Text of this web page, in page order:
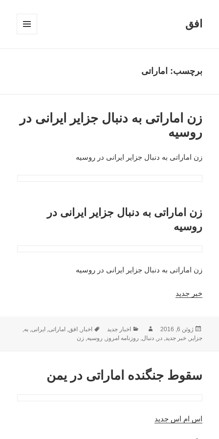
افق
برچسب: اماراتی
زن اماراتی به دنبال جزایر ایرانی در
روسیه
زن اماراتی به دنبال جزایر ایرانی در روسیه
زن اماراتی به دنبال جزایر ایرانی در
روسیه
زن اماراتی به دنبال جزایر ایرانی در روسیه
خبر جدید
ارسال
شده
ژوئن 6, 2016 نویسندهدسته‌ها
اخبار جدید برچسب‌ها
اخبار, افق, اماراتی, ایرانی,به,
جزایر,خبر جدید,در,دنبال, روزنامه امروز, روسیه, زن
سقوط جنگنده اماراتی در یمن
اس ام اس جدید